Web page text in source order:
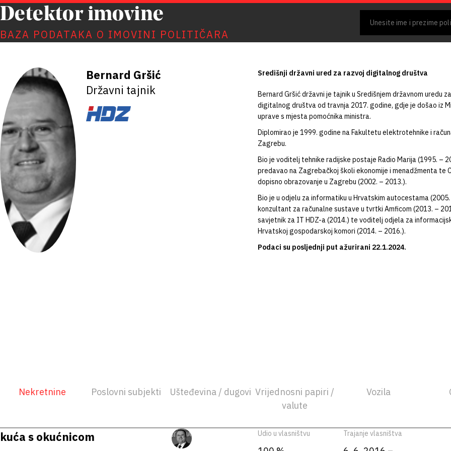
Detektor imovine
BAZA PODATAKA O IMOVINI POLITIČARA
Bernard Gršić
Državni tajnik
Središnji državni ured za razvoj digitalnog društva
Bernard Gršić državni je tajnik u Središnjem državnom uredu
digitalnog društva od travnja 2017. godine, gdje je došao iz
uprave s mjesta pomoćnika ministra.
Diplomirao je 1999. godine na Fakultetu elektrotehnike i
Zagrebu.
Bio je voditelj tehnike radijske postaje Radio Marija (1995. –
predavao na Zagrebačkoj školi ekonomije i menadžmenta te
dopisno obrazovanje u Zagrebu (2002. – 2013.).
Bio je u odjelu za informatiku u Hrvatskim autocestama
konzultant za računalne sustave u tvrtki Amficom (2013. –
savjetnik za IT HDZ-a (2014.) te voditelj odjela za
Hrvatskoj gospodarskoj komori (2014. – 2016.).
Podaci su posljednji put ažurirani 22.1.2024.
Nekretnine Poslovni subjekti Ušteđevina / dugovi Vrijednosni papiri /
valute
Vozila
kuća s okućnicom Udio u vlasništvu Trajanje vlasništva